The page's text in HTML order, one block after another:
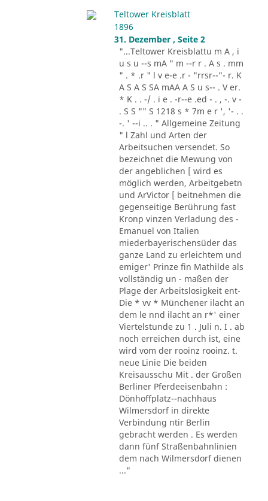
Teltower Kreisblatt
1896
31. Dezember , Seite 2
"...Teltower Kreisblattu m A , i
u s u --s mA " m --r r . A s . mm
" . * .r " l v e-e .r - "rrsr--"- r. K
A S A S SA mAA A S u s-- . V er.
* K . . -/ . i e . -r--e .ed - . , -. v -
. S S "" S 1218 s * 7m e r ', '- . .
-. ' --i .. . " Allgemeine Zeitung
" l Zahl und Arten der
Arbeitsuchen versendet. So
bezeichnet die Mewung von
der angeblichen [ wird es
möglich werden, Arbeitgebetn
und ArVictor [ beitnehmen die
gegenseitige Berührung fast
Kronp vinzen Verladung des -
Emanuel von Italien
miederbayerischensüder das
ganze Land zu erleichtem und
emiger' Prinze fin Mathilde als
vollständig un - maßen der
Plage der Arbeitslosigkeit ent-
Die * vv * Münchener ilacht an
dem le nnd ilacht an r*' einer
Viertelstunde zu 1 . Juli n. I . ab
noch erreichen durch ist, eine
wird vom der rooinz rooinz. t.
neue Linie Die beiden
Kreisausschu Mit . der Großen
Berliner Pferdeeisenbahn :
Dönhoffplatz--nachhaus
Wilmersdorf in direkte
Verbindung ntir Berlin
gebracht werden . Es werden
dann fünf Straßenbahnlinien
dem nach Wilmersdorf dienen
..."